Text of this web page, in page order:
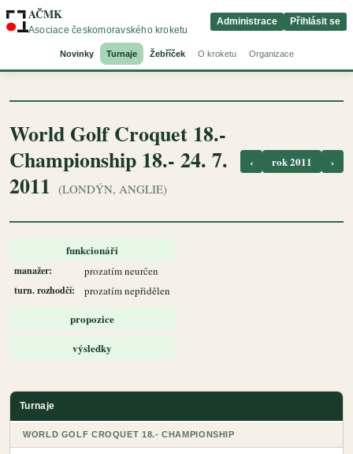
AČMK
Asociace českomoravského kroketu
Novinky Turnaje Žebříček O kroketu Organizace
Administrace Přihlásit se
World Golf Croquet 18.-
Championship 18.- 24. 7.
2011 (LONDÝN, ANGLIE)
‹ rok 2011 ›
funkcionáři
manažer: prozatím neurčen
turn. rozhodčí: prozatím nepřidělen
propozice
výsledky
Turnaje
WORLD GOLF CROQUET 18.- CHAMPIONSHIP